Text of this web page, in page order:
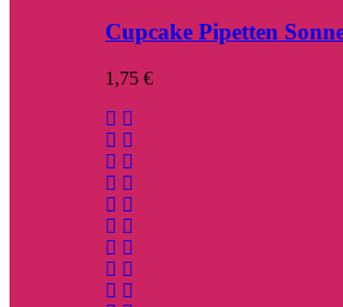
Cupcake Pipetten
1,75 €